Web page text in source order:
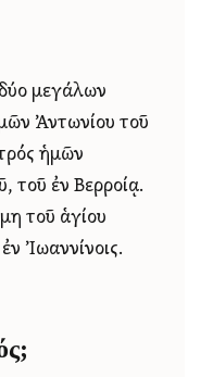
μεγάλων
Ἀντωνίου τοῦ
ἡμῶν
τοῦ ἐν Βερροίᾳ.
τοῦ ἁγίου
Ἰωαννίνοις.